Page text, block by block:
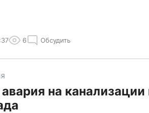
6 Обсудить
на канализации